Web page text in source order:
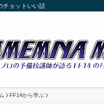
チョットいい話
FF14から学ぶ